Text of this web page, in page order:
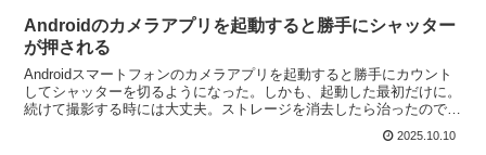
Androidのカメラアプリを起動すると勝手にシャッター
が押される
Androidスマートフォンのカメラアプリを起動すると勝手にカウント
してシャッターを切るようになった。しかも、起動した最初だけに。
続けて撮影する時には大丈夫。ストレージを消去したら治ったので皆
2025.10.10